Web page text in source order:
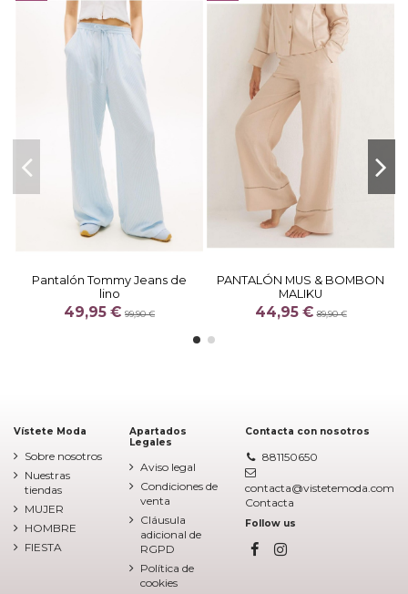
Pantalón Tommy Jeans de
lino
49,95 € 99,90 €
PANTALÓN MUS & BOMBON
MALIKU
44,95 €89,90 €
Vístete Moda
Sobre nosotros
Nuestras
tiendas
MUJER
HOMBRE
FIESTA
Apartados
Legales
Aviso legal
Condiciones de
venta
Cláusula
adicional de
RGPD
Política de
cookies
Contacta con nosotros
881150650
contacta@vistetemoda.com
Contacta
Follow us